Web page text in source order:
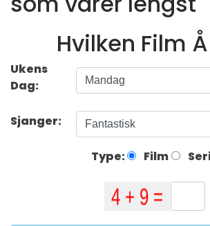
Hvilken Film
Ukens
Dag:
Sjanger:
Type: Film